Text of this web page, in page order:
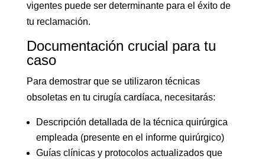
vigentes puede ser determinante para el éxito de
tu reclamación.
Documentación crucial para tu
caso
Para demostrar que se utilizaron técnicas
obsoletas en tu cirugía cardíaca, necesitarás:
Descripción detallada de la técnica quirúrgica
empleada (presente en el informe quirúrgico)
Guías clínicas y protocolos actualizados que